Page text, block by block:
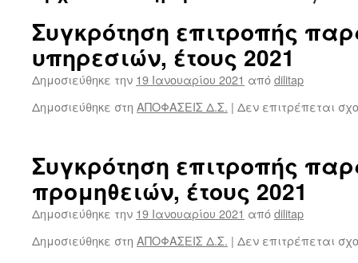
Συγκρότηση επιτροπής
υπηρεσιών, έτους 2021
Δημοσιεύθηκε την 19 Ιανουαρίου 2021 απόdilitap
Δημοσιεύθηκε στη ΑΠΟΦΑΣΕΙΣ Δ.Σ. | Δεν επιτρέπεται
Συγκρότηση επιτροπής
προμηθειών, έτους 2021
Δημοσιεύθηκε την 19 Ιανουαρίου 2021 απόdilitap
Δημοσιεύθηκε στη ΑΠΟΦΑΣΕΙΣ Δ.Σ. | Δεν επιτρέπεται